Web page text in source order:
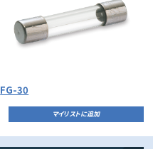
FG-30
マイリストに追加